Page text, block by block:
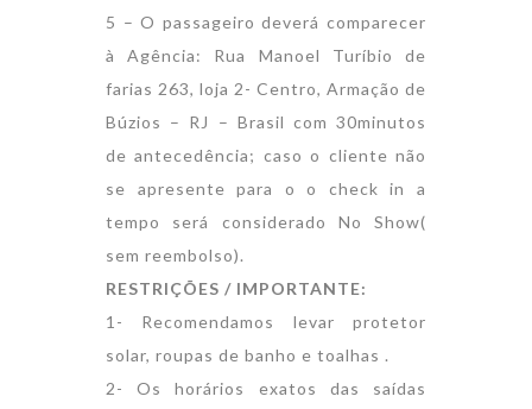
5 – O passageiro deverá comparecer
à Agência: Rua Manoel Turíbio de
farias 263, loja 2- Centro, Armação de
Búzios – RJ – Brasil com 30minutos
de antecedência; caso o cliente não
se apresente para o o check in a
tempo será considerado No Show(
sem reembolso).
RESTRIÇÕES / IMPORTANTE:
1- Recomendamos levar protetor
solar, roupas de banho e toalhas .
2- Os horários exatos das saídas